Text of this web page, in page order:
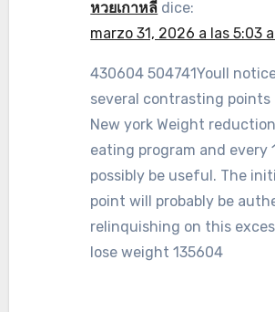
หวยเกาหลี dice:
marzo 31, 2026 a las 5:03
430604 504741Youll
several contrasting points
New york Weight reduction
eating program and every
possibly be useful. The
point will probably be
relinquishing on this
lose weight 135604